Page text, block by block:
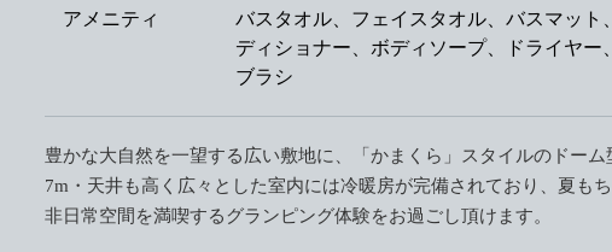
アメニティ
バスタオル、フェイスタオル、バスマット
ディショナー、ボディソープ、ドライヤー
ブラシ
豊かな大自然を一望する広い敷地に、「かまくら」スタイルのドー
7m・天井も高く広々とした室内には冷暖房が完備されており、夏も
非日常空間を満喫するグランピング体験をお過ごし頂けます。